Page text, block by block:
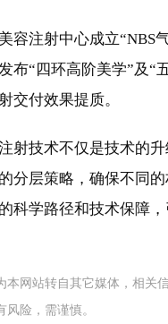
容注射中心成立“NBS
布“四环高阶美学”及“
交付效果提质。
射技术不仅是技术的
分层策略，确保不同
科学路径和技术保障
本网站转自其它媒体，相关
风险，需谨慎。